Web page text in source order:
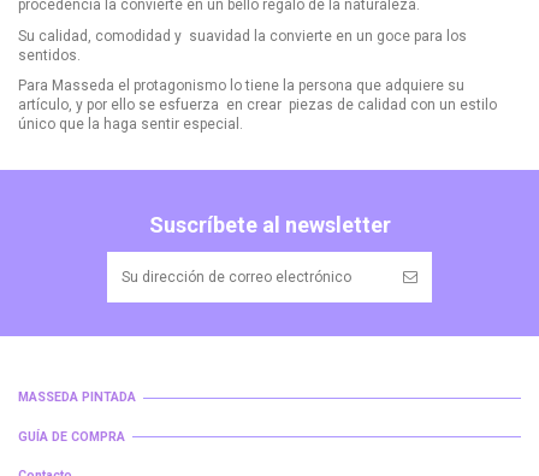
procedencia la convierte en un bello regalo de la naturaleza.
Su calidad, comodidad y suavidad la convierte en un goce para los
sentidos.
Para Masseda el protagonismo lo tiene la persona que adquiere su
artículo, y por ello se esfuerza en crear piezas de calidad con un estilo
único que la haga sentir especial.
Suscríbete al newsletter
MASSEDA PINTADA
GUÍA DE COMPRA